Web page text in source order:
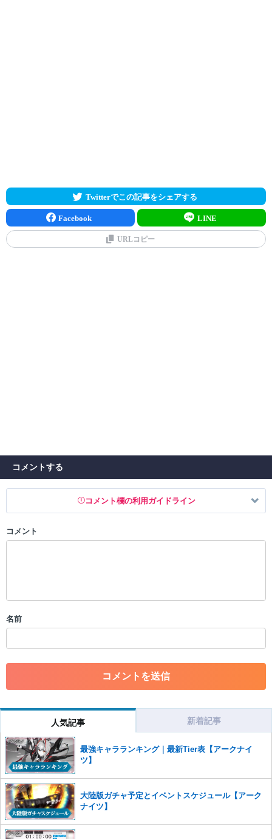
Twitterでこの記事をシェアする
Facebook LINE
URLコピー
コメントする
コメント欄の利用ガイドライン
以下の書き込みを禁止とし、場合によってはコメント削除や書き込み制
・一度削除された投稿を再び投稿すること
・アカウントの売買など金銭が絡む内容の投稿
・各ゲームのネタバレを含む内容の投稿
・その他、管理者が不適切と判断した投稿
だけますでしょうか。
※投稿内容を確認後、順次対応さ
せていただきます。ご了承ください。
※一度削除したコメントは復元ができませんのでご注意くだ
さい。
また、過度な利用規約の違反や、弊社に損害の及ぶ内容の書き込みがあ
った場合は、法的措置をとらせていただく場合もございますので、あら
かじめご理解くださいませ。
コメント
名前
人気記事 新着記事
最強キャラランキング｜最新Tier表【アークナイ
ツ】
大陸版ガチャ予定とイベントスケジュール【アーク
ナイツ】